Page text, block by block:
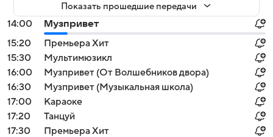
Показать прошедшие передачи
14:00
Музпривет
15:20
Премьера Хит
15:30
Мультимюзикл
16:00
Музпривет (От Волшебников двора)
16:30
Музпривет (Музыкальная школа)
17:00
Караоке
17:20
Танцуй
17:30
Премьера Хит